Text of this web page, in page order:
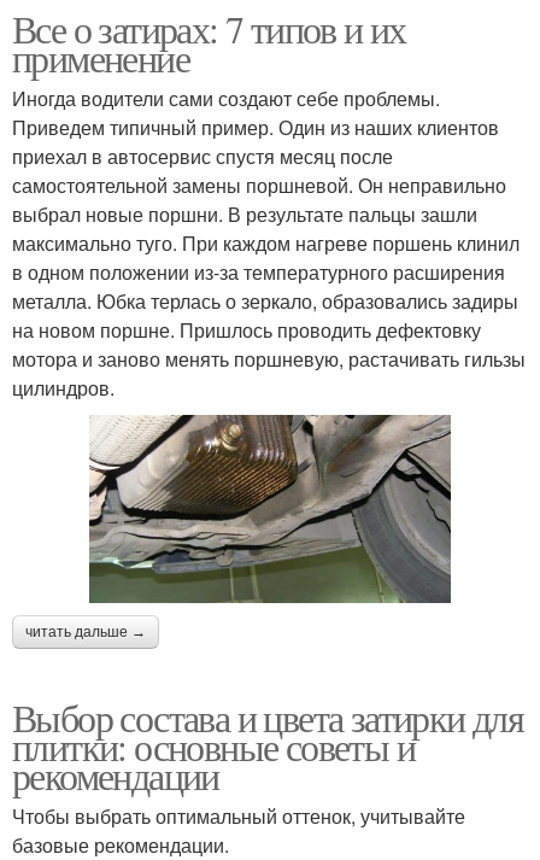
Все о затирах: 7 типов и их
применение
Иногда водители сами создают себе проблемы.
Приведем типичный пример. Один из наших клиентов
приехал в автосервис спустя месяц после
самостоятельной замены поршневой. Он неправильно
выбрал новые поршни. В результате пальцы зашли
максимально туго. При каждом нагреве поршень клинил
в одном положении из‐за температурного расширения
металла. Юбка терлась о зеркало, образовались задиры
на новом поршне. Пришлось проводить дефектовку
мотора и заново менять поршневую, растачивать гильзы
цилиндров.
читать дальше →
Выбор состава и цвета затирки для
плитки: основные советы и
рекомендации
Чтобы выбрать оптимальный оттенок, учитывайте
базовые рекомендации.